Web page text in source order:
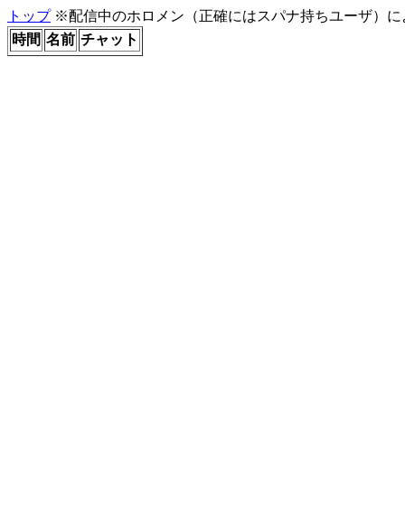
トップ※配信中のホロメン（正確にはスパナ持ちユーザ）
時間 名前 チャット